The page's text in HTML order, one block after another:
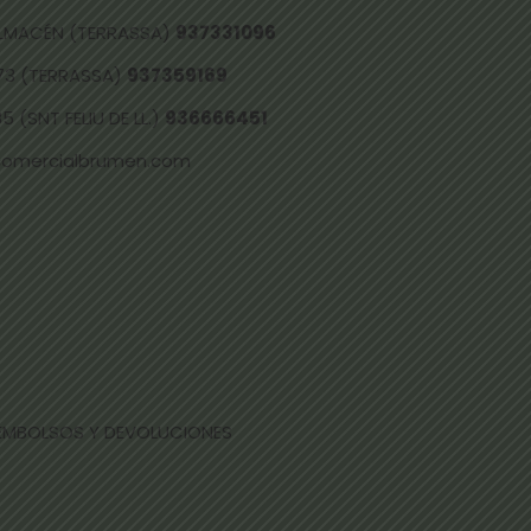
(TERRASSA) 937331096
(TERRASSA) 937359169
(SNT FELIU DE LL.) 936666451
Y DEVOLUCIONES